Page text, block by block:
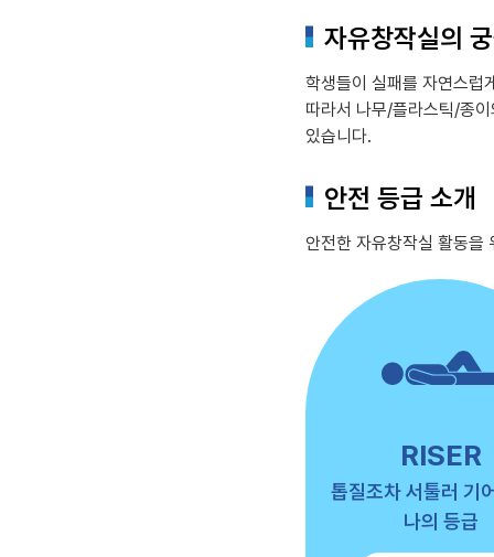
자유창작실의
학생들이 실패를 자연스럽
따라서 나무/플라스틱/종
있습니다.
안전 등급 소개
안전한 자유창작실 활동을
RISER
톱질조차 서툴러 기
나의 등급